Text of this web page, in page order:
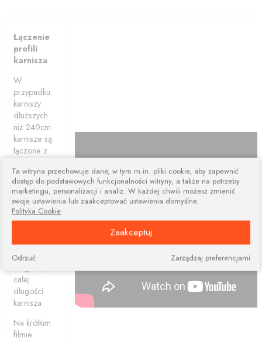
Łączenie
profili
karnisza
W
przypadku
karniszy
dłuższych
niż 240cm
karnisze są
łączone z
więcej
elementów.
Połączone
profile
ciągle dają
możliwość
przesuwania
ślizgów po
całej
długości
karnisza.
Na krótkim
filmie
Ta witryna przechowuje dane, w tym m.in. pliki cookie, aby zapewnić
dostęp do podstawowych funkcjonalności witryny, a także na potrzeby
marketingu, personalizacji i analiz. W każdej chwili możesz zmienić
swoje ustawienia lub zaakceptować ustawienia domyślne.
Polityka Cookie
Zaakceptuj
Zarządzaj preferencjami
Odrzuć